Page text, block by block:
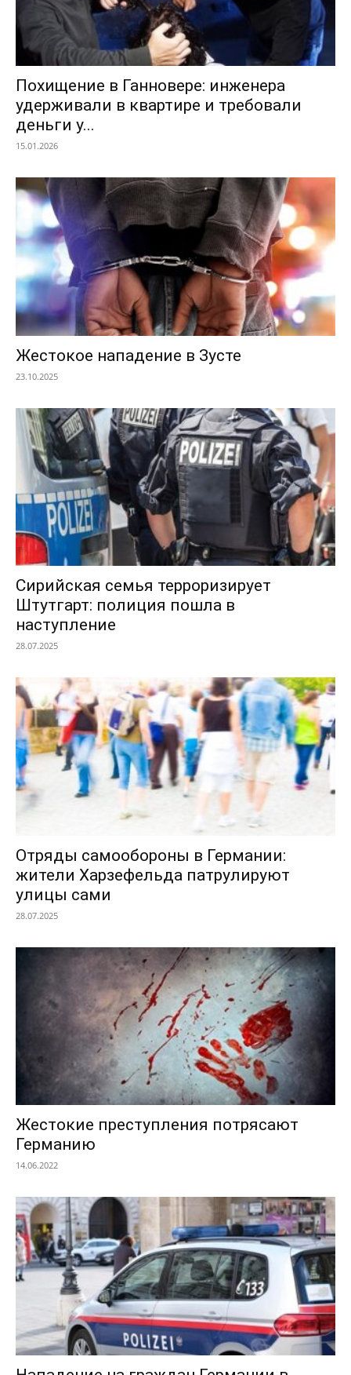
Похищение в Ганновере: инженера
удерживали в квартире и требовали
деньги у...
15.01.2026
Жестокое нападение в Зусте
23.10.2025
Сирийская семья терроризирует
Штутгарт: полиция пошла в
наступление
28.07.2025
Отряды самообороны в Германии:
жители Харзефельда патрулируют
улицы сами
28.07.2025
Жестокие преступления потрясают
Германию
14.06.2022